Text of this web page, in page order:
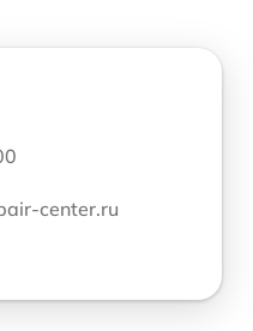
center.ru